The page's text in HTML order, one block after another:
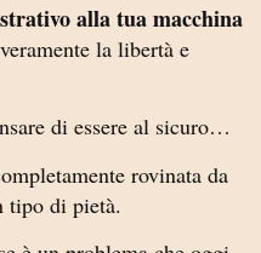
alla tua macchina
la libertà e
di essere al sicuro…
rovinata da
tipo di pietà.